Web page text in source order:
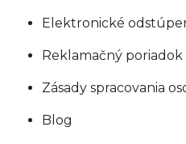
Elektronické
Reklamačný poriadok
Zásady spracovania
Blog